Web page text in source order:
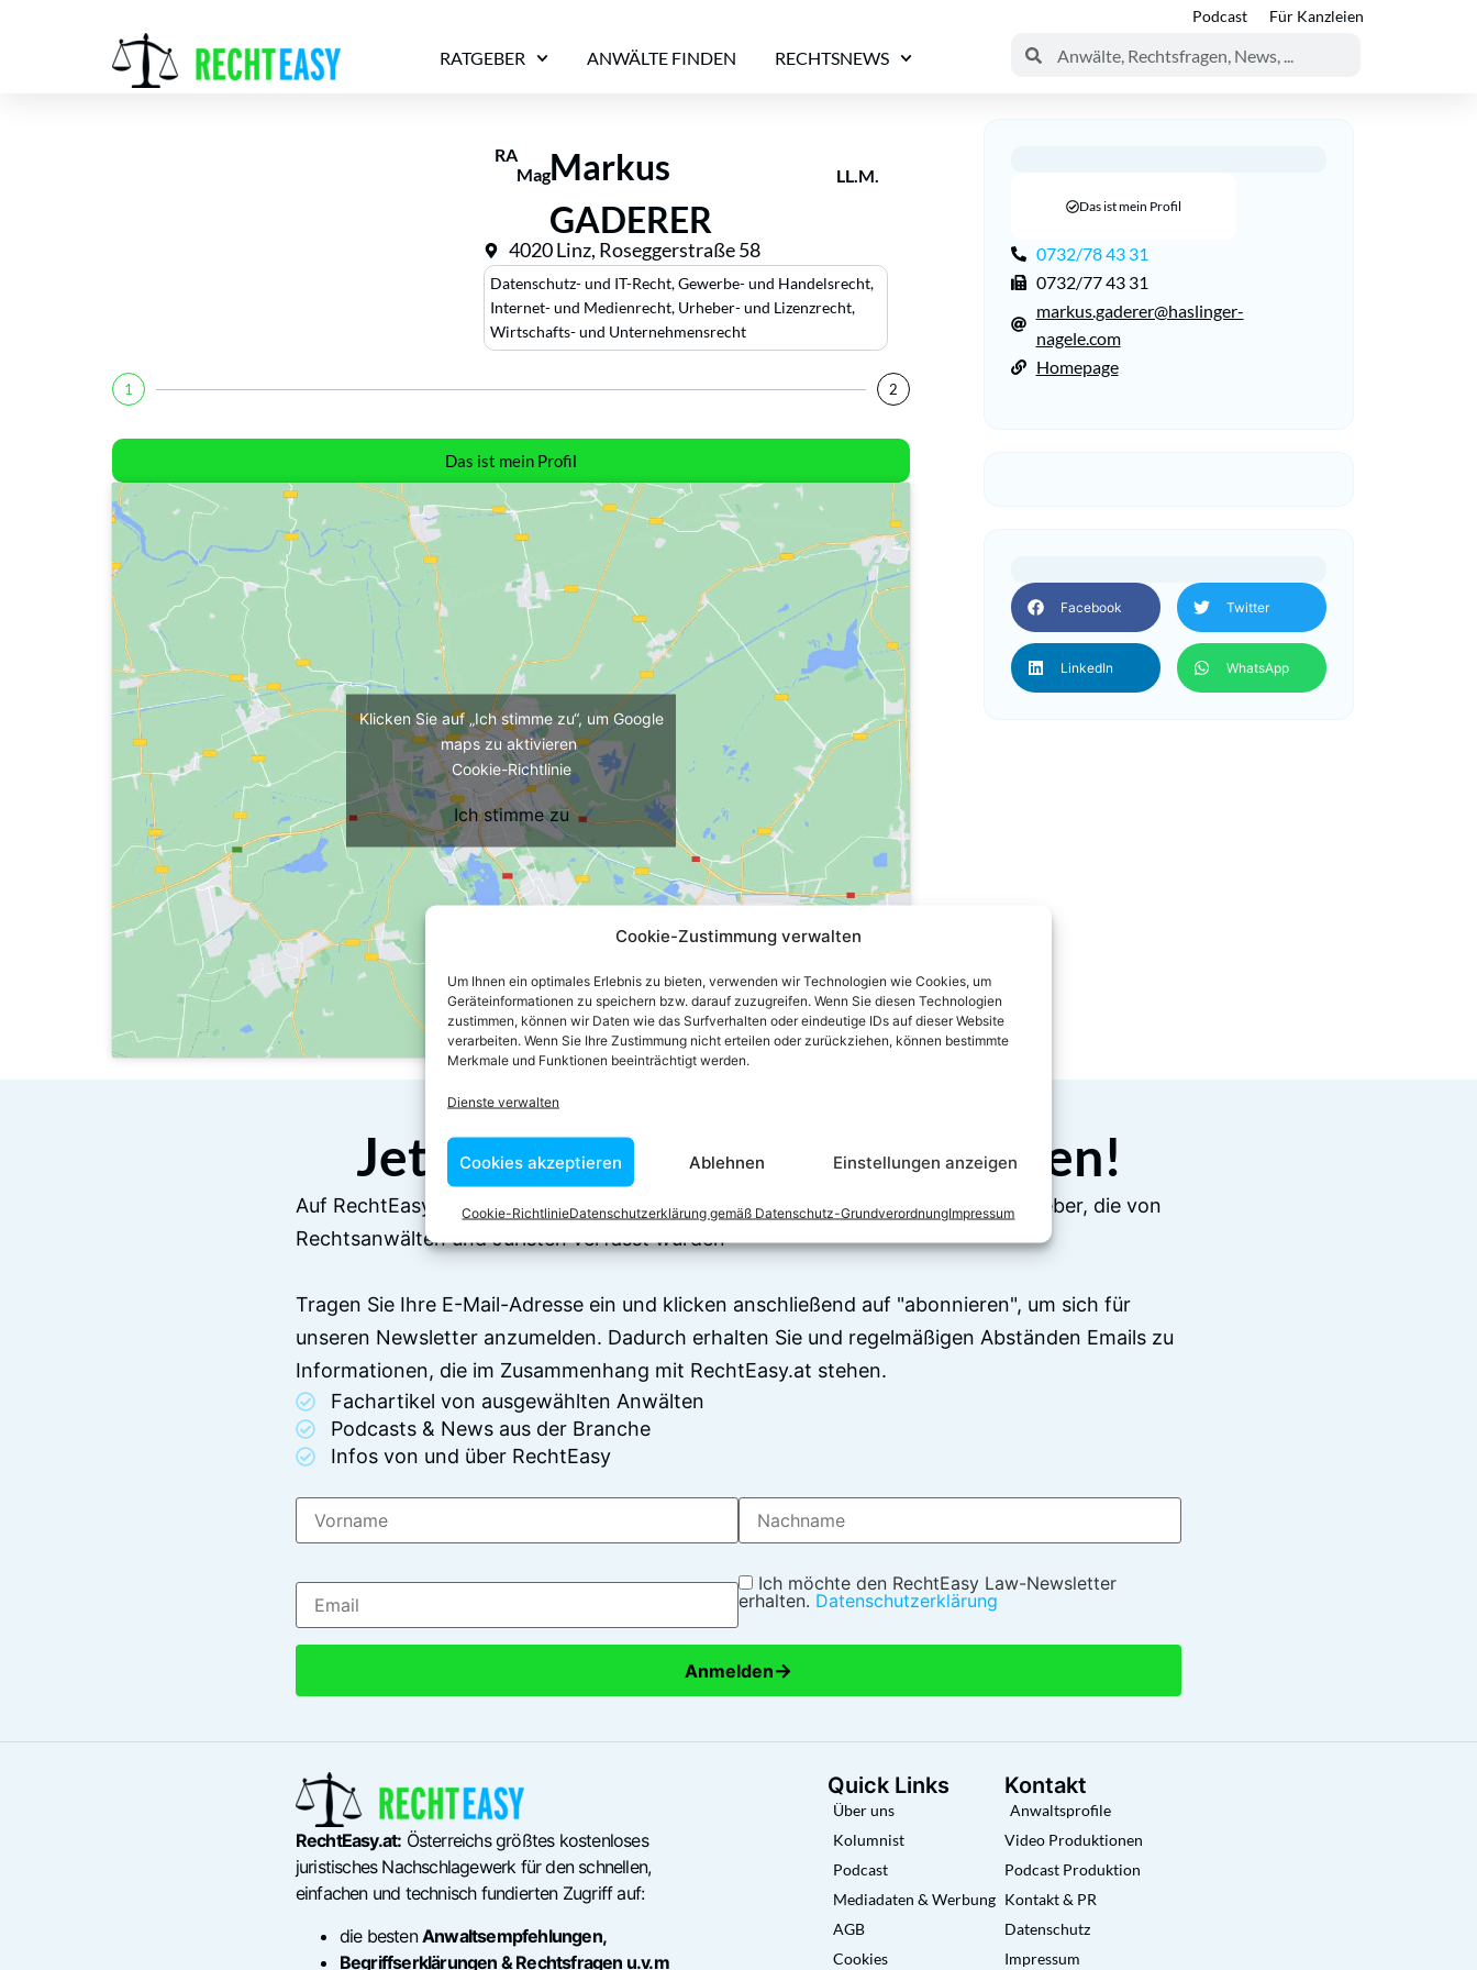
Cookie-Zustimmung verwalten
Um Ihnen ein optimales Erlebnis zu bieten, verwenden wir Technologien wie Cookies, um
Geräteinformationen zu speichern bzw. darauf zuzugreifen. Wenn Sie diesen Technologien
zustimmen, können wir Daten wie das Surfverhalten oder eindeutige IDs auf dieser Website
verarbeiten. Wenn Sie Ihre Zustimmung nicht erteilen oder zurückziehen, können bestimmte
Merkmale und Funktionen beeinträchtigt werden.
Dienste verwalten
Cookies akzeptieren Ablehnen Einstellungen anzeigen
Cookie-RichtlinieDatenschutzerklärung gemäß Datenschutz-GrundverordnungImpressum
Podcast Für Kanzleien
RATGEBER ANWÄLTE FINDEN RECHTSNEWS
RA
MagMarkus
GADERER
LL.M.
4020 Linz, Roseggerstraße 58
Datenschutz- und IT-Recht,Gewerbe- und Handelsrecht,
Internet- und Medienrecht, Urheber- und Lizenzrecht,
Wirtschafts- und Unternehmensrecht
1 2
Das ist mein Profil
Klicken Sie auf „Ich stimme zu“, um Google
maps zu aktivieren
Cookie-Richtlinie
Ich stimme zu
Das ist mein Profil
0732/78 43 31
0732/77 43 31
markus.gaderer@haslinger-
nagele.com
Homepage
Facebook Twitter
LinkedIn WhatsApp
Jetzt zum Newsletter anmelden!
Auf RechtEasy befinden sich über 7500 Begriffserklärungen und juristische Ratgeber, die von
Rechtsanwälten und Juristen verfasst wurden
Tragen Sie Ihre E-Mail-Adresse ein und klicken anschließend auf "abonnieren", um sich für
unseren Newsletter anzumelden. Dadurch erhalten Sie und regelmäßigen Abständen Emails zu
Informationen, die im Zusammenhang mit RechtEasy.at stehen.
Fachartikel von ausgewählten Anwälten
Podcasts & News aus der Branche
Infos von und über RechtEasy
Ich möchte den RechtEasy Law-Newsletter
erhalten. Datenschutzerklärung
Anmelden→
RechtEasy.at: Österreichs größtes kostenloses
juristisches Nachschlagewerk für den schnellen,
einfachen und technisch fundierten Zugriff auf:
die bestenAnwaltsempfehlungen,
Begriffserklärungen & Rechtsfragen u.v.m
Quick Links
Über uns
Kolumnist
Podcast
Mediadaten & Werbung
AGB
Cookies
Kontakt
Anwaltsprofile
Video Produktionen
Podcast Produktion
Kontakt & PR
Datenschutz
Impressum